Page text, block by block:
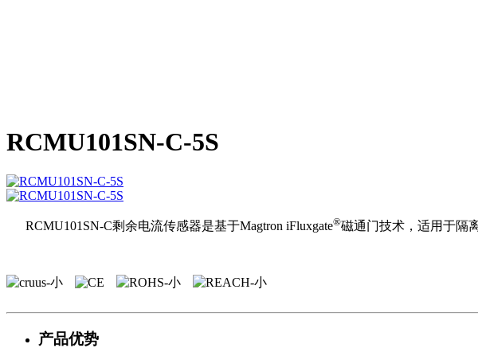
RCMU101SN-C-5S
RCMU101SN-C剩余电流传感器是基于Magtron iFluxgate®磁通门技术，适用于隔
产品优势